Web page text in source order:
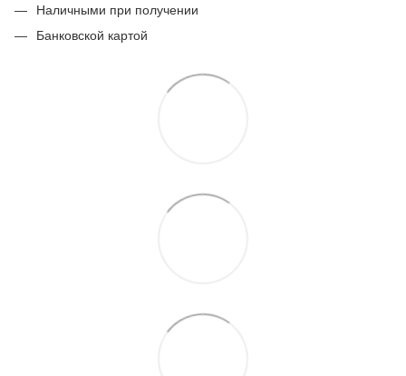
Наличными при получении
Банковской картой